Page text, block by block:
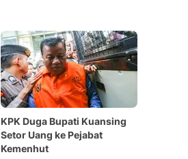
KPK Duga Bupati Kuansing
Setor Uang ke Pejabat
Kemenhut